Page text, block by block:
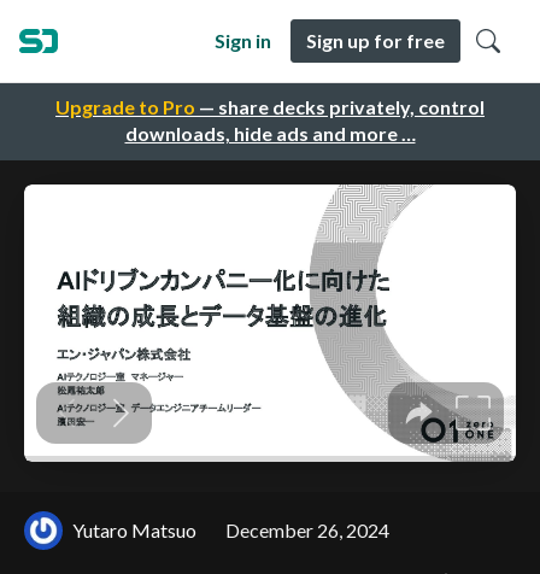
Upgrade to Pro — share decks privately, control
downloads, hide ads and more …
Sign in Sign up for free
Yutaro Matsuo December 26, 2024